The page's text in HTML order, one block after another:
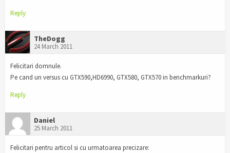
Reply
TheDogg
24 March 2011
Felicitari domnule.
Pe cand un versus cu GTX590,HD6990, GTX580, GTX570 in benchmarkuri?
Reply
Daniel
25 March 2011
Felicitari pentru articol si cu urmatoarea precizare: